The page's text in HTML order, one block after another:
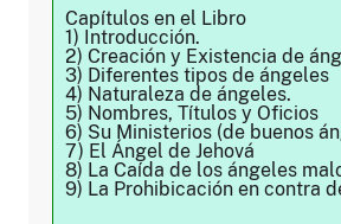
Capítulos en el Libro
1) Introducción.
2) Creación y Existencia de
3) Diferentes tipos de ángeles
4) Naturaleza de ángeles.
5) Nombres, Títulos y Oficios
6) Su Ministerios (de buenos
7) El Ángel de Jehová
8) La Caída de los ángeles
9) La Prohibicación en contra